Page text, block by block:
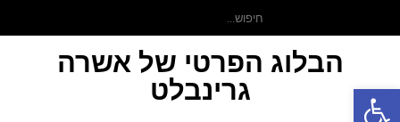
פתח סרגל נגישות
הבלוג הפרטי של אשרה
גרינבלט